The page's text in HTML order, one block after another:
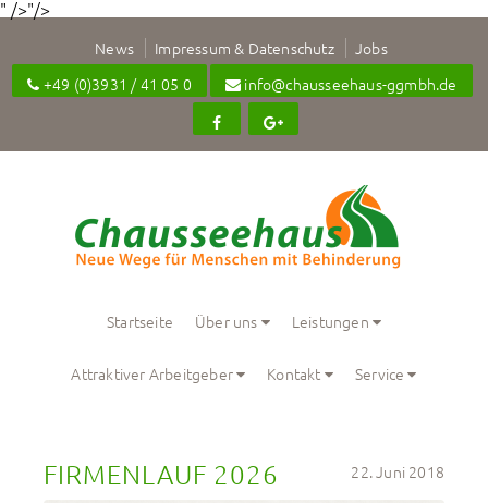
" />"/>
News Impressum & Datenschutz
Jobs
+49 (0)3931 / 41 05 0
info@chausseehaus-ggmbh.de
Startseite Über uns Leistungen
Attraktiver Arbeitgeber Kontakt Service
22. Juni 2018
FIRMENLAUF 2026